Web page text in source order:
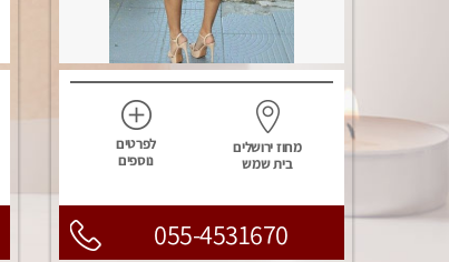
מחוז ירושלים
בית שמש
לפרטים
נוספים
055-4531670